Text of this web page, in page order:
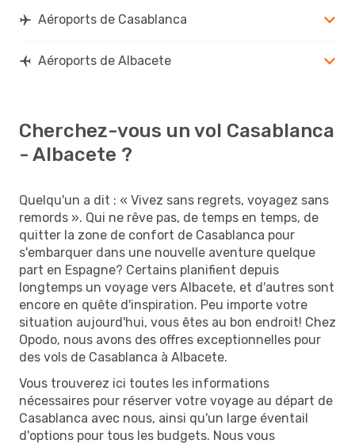
Aéroports de Casablanca
Aéroports de Albacete
Cherchez-vous un vol Casablanca
- Albacete ?
Quelqu'un a dit : « Vivez sans regrets, voyagez sans
remords ». Qui ne rêve pas, de temps en temps, de
quitter la zone de confort de Casablanca pour
s'embarquer dans une nouvelle aventure quelque
part en Espagne? Certains planifient depuis
longtemps un voyage vers Albacete, et d'autres sont
encore en quête d'inspiration. Peu importe votre
situation aujourd'hui, vous êtes au bon endroit! Chez
Opodo, nous avons des offres exceptionnelles pour
des vols de Casablanca à Albacete.
Vous trouverez ici toutes les informations
nécessaires pour réserver votre voyage au départ de
Casablanca avec nous, ainsi qu'un large éventail
d'options pour tous les budgets. Nous vous